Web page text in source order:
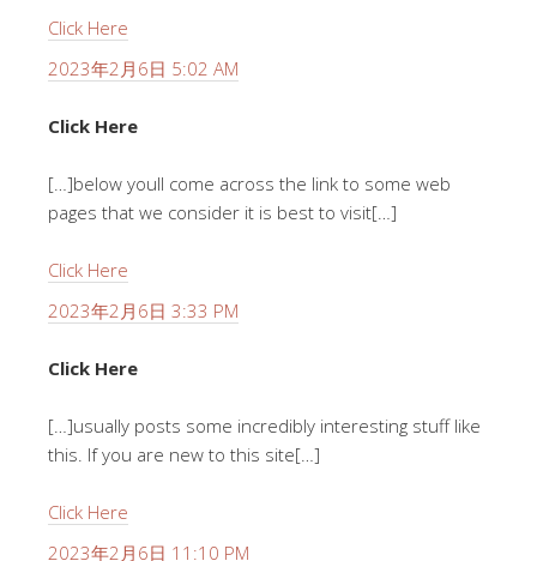
Click Here
2023年2月6日 5:02 AM
Click Here
[…]below youll come across the link to some web
pages that we consider it is best to visit[…]
Click Here
2023年2月6日 3:33 PM
Click Here
[…]usually posts some incredibly interesting stuff like
this. If you are new to this site[…]
Click Here
2023年2月6日 11:10 PM